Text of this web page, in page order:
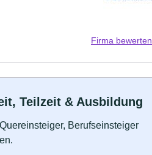
Firma bewerten
Teilzeit & Ausbildung
Berufseinsteiger